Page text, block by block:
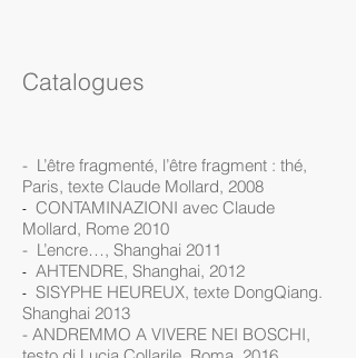
Catalogues
- L’être fragmenté, l’être fragment : thé,
Paris, texte Claude Mollard, 2008​
- CONTAMINAZIONI avec Claude
Mollard, Rome 2010
- L’encre…, Shanghai 2011
- AHTENDRE, Shanghai, 2012
- SISYPHE HEUREUX, texte DongQiang.
Shanghai 2013
- ANDREMMO A VIVERE NEI BOSCHI,